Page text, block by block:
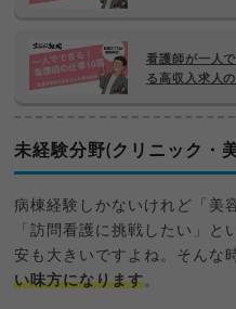
看護師が一人
る高収入求人
未経験分野(クリニック・
病棟経験しかないけれど「美
「訪問看護に挑戦したい」と
安も大きいですよね。そんな
い味方になります。